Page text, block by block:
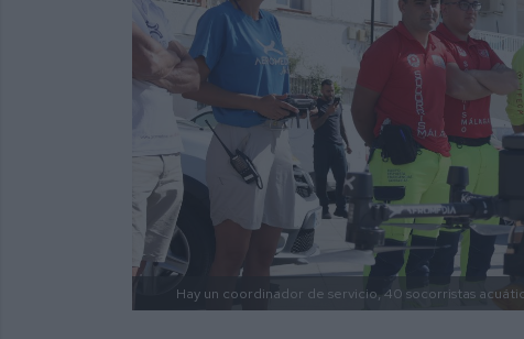
Hay un coordinador de servicio, 40 socorristas